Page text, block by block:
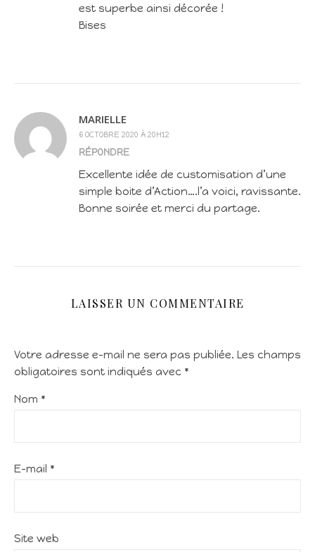
est superbe ainsi décorée !
Bises
MARIELLE
6 OCTOBRE 2020 À 20H12
RÉPONDRE
Excellente idée de customisation d’une
simple boite d’Action….l’a voici, ravissante.
Bonne soirée et merci du partage.
LAISSER UN COMMENTAIRE
Votre adresse e-mail ne sera pas publiée. Les champs
obligatoires sont indiqués avec *
Nom *
E-mail *
Site web